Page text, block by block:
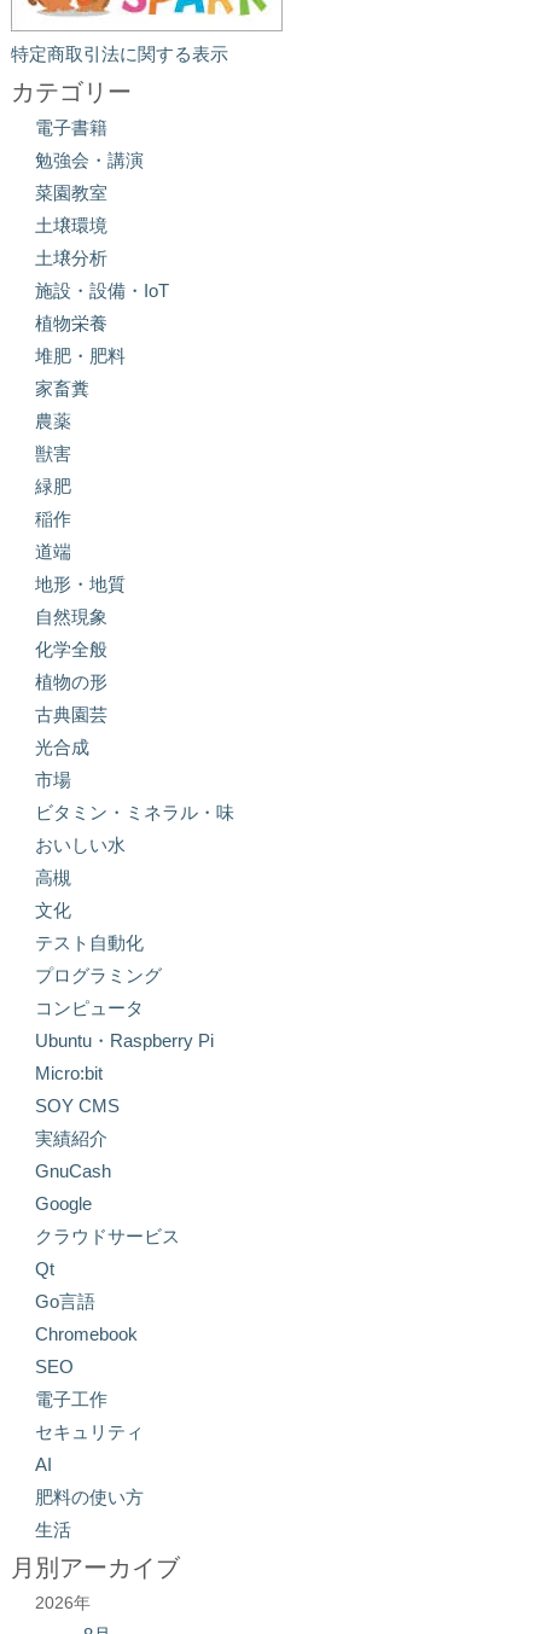
特定商取引法に関する表示
カテゴリー
電子書籍
勉強会・講演
菜園教室
土壌環境
土壌分析
施設・設備・IoT
植物栄養
堆肥・肥料
家畜糞
農薬
獣害
緑肥
稲作
道端
地形・地質
自然現象
化学全般
植物の形
古典園芸
光合成
市場
ビタミン・ミネラル・味
おいしい水
高槻
文化
テスト自動化
プログラミング
コンピュータ
Ubuntu・Raspberry Pi
Micro:bit
SOY CMS
実績紹介
GnuCash
Google
クラウドサービス
Qt
Go言語
Chromebook
SEO
電子工作
セキュリティ
AI
肥料の使い方
生活
月別アーカイブ
2026年